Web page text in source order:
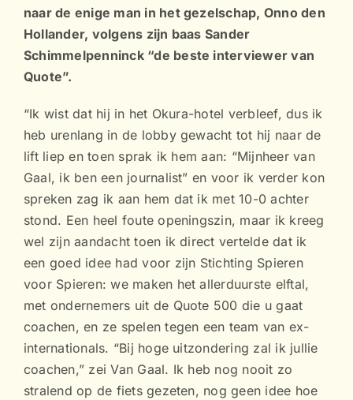
naar de enige man in het gezelschap, Onno den
Hollander, volgens zijn baas Sander
Schimmelpenninck “de beste interviewer van
Quote”.
“Ik wist dat hij in het Okura-hotel verbleef, dus ik
heb urenlang in de lobby gewacht tot hij naar de
lift liep en toen sprak ik hem aan: “Mijnheer van
Gaal, ik ben een journalist” en voor ik verder kon
spreken zag ik aan hem dat ik met 10-0 achter
stond. Een heel foute openingszin, maar ik kreeg
wel zijn aandacht toen ik direct vertelde dat ik
een goed idee had voor zijn Stichting Spieren
voor Spieren: we maken het allerduurste elftal,
met ondernemers uit de Quote 500 die u gaat
coachen, en ze spelen tegen een team van ex-
internationals. “Bij hoge uitzondering zal ik jullie
coachen,” zei Van Gaal. Ik heb nog nooit zo
stralend op de fiets gezeten, nog geen idee hoe